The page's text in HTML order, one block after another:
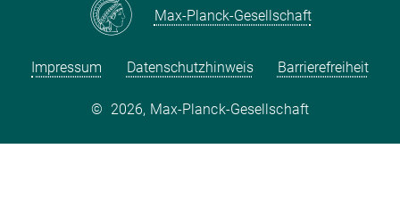
Max-Planck-Gesellschaft
Impressum Datenschutzhinweis Barrierefreiheit
© 2026, Max-Planck-Gesellschaft